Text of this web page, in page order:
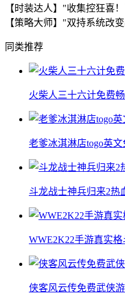
【时装达人】"收集控狂喜
【策略大师】"双持系统改
同类推荐
火柴人三十六计免费
老爹冰淇淋店togo英
斗龙战士神兵归来2热
WWE2K22手游真实格
侠客风云传免费武侠